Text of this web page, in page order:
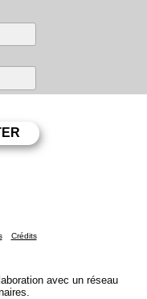
Crédits
avec un réseau